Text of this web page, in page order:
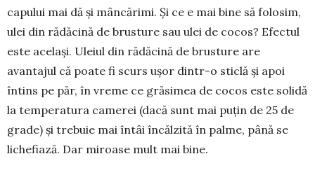
capului mai dă și mâncărimi. Și ce e mai bine să folosim,
ulei din rădăcină de brusture sau ulei de cocos? Efectul
este același. Uleiul din rădăcină de brusture are
avantajul că poate fi scurs ușor dintr-o sticlă și apoi
întins pe păr, în vreme ce grăsimea de cocos este solidă
la tem­peratura camerei (dacă sunt mai puţin de 25 de
grade) și trebuie mai întâi încălzită în palme, până se
lichefiază. Dar miroase mult mai bine.